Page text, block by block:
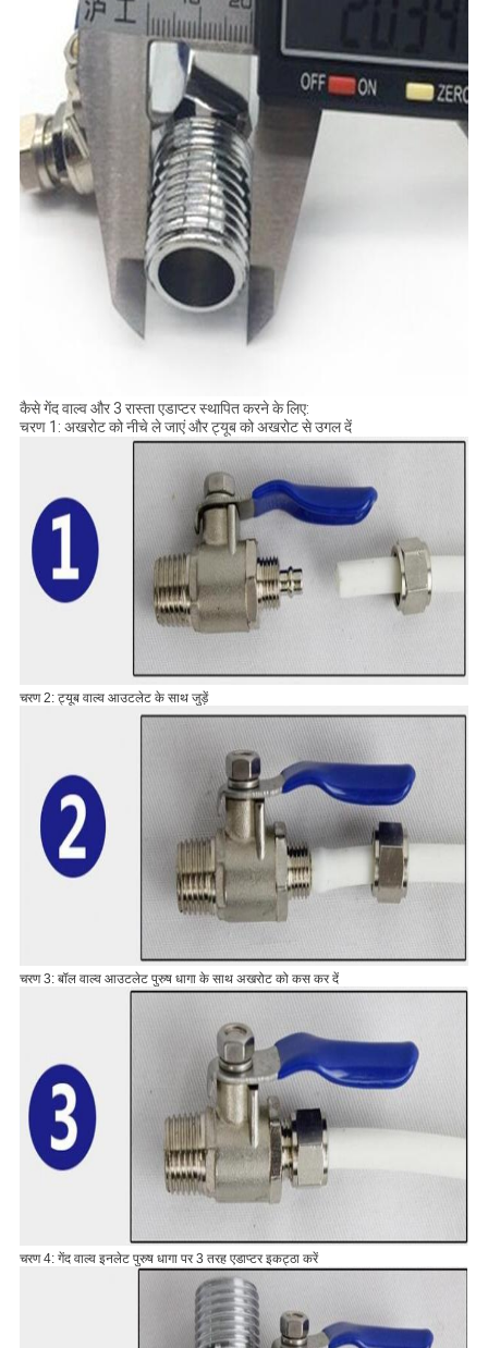
कैसे गेंद वाल्व और 3 रास्ता एडाप्टर स्थापित करने के लिए:
चरण 1: अखरोट को नीचे ले जाएं और ट्यूब को अखरोट से उगल दें
चरण 2: ट्यूब वाल्व आउटलेट के साथ जुड़ें
चरण 3: बॉल वाल्व आउटलेट पुरुष धागा के साथ अखरोट को कस कर दें
चरण 4: गेंद वाल्व इनलेट पुरुष धागा पर 3 तरह एडाप्टर इकट्ठा करें